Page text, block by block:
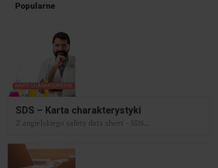
Popularne
KARTY CHARAKTERYSTYKI
SDS – Karta charakterystyki
Z angielskiego safety data sheet – SDS...